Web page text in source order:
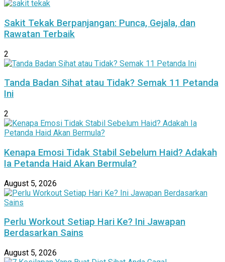
Sakit Tekak Berpanjangan: Punca, Gejala, dan
Rawatan Terbaik
2
Tanda Badan Sihat atau Tidak? Semak 11 Petanda
Ini
2
Kenapa Emosi Tidak Stabil Sebelum Haid? Adakah
Ia Petanda Haid Akan Bermula?
August 5, 2026
Perlu Workout Setiap Hari Ke? Ini Jawapan
Berdasarkan Sains
August 5, 2026